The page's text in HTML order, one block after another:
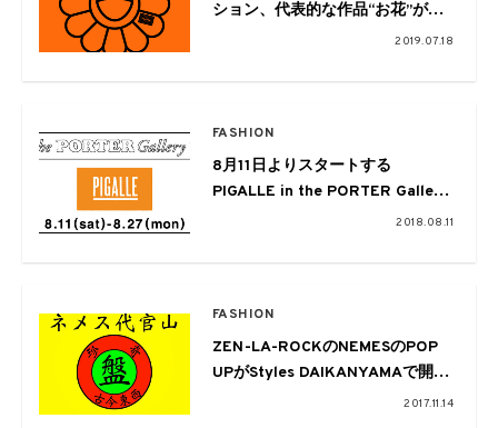
ション、代表的な作品“お花”が落
とし込まれたアイテムが登場2019.07.18
FASHION
8月11日よりスタートする
PIGALLE in the PORTER Gallery
2018.08.11
FASHION
ZEN-LA-ROCKのNEMESのPOP
UPがStyles DAIKANYAMAで開
催。別注フーディーなども販売2017.11.14